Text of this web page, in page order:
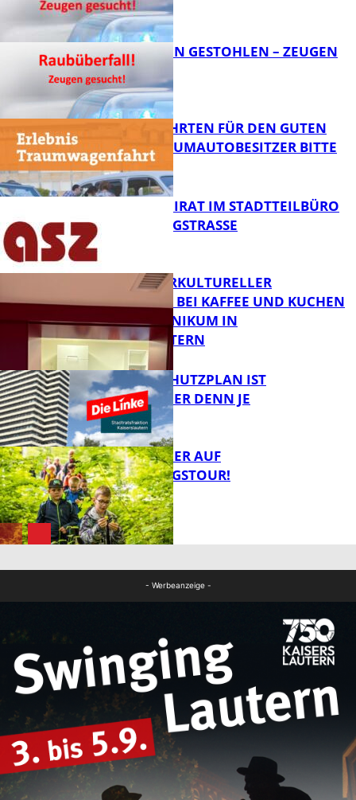
FB News
TEURE KETTEN GESTOHLEN – ZEUGEN
GESUCHT!
FB News
SPENDENFAHRTEN FÜR DEN GUTEN
ZWECK – TRAUMAUTOBESITZER BITTE
MELDEN!
FB News
SENIORENBEIRAT IM STADTTEILBÜRO
IN DER KÖNIGSTRASSE
FB Gesundheit
NEUER INTERKULTURELLER
TREFFPUNKT BEI KAFFEE UND KUCHEN
IM PFALZKLINIKUM IN
KAISERSLAUTERN
FB News
EIN HITZESCHUTZPLAN IST
NOTWENDIGER DENN JE
MIT DEM JÄGER AUF
ENTDECKUNGSTOUR!
- Werbeanzeige -